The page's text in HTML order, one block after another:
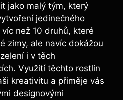
jako malý tým, který
jedinečného
než 10 druhů, které
zimy, ale navíc dokážou
i v těch
Využití těchto rostlin
kreativitu a přiměje vás
designovými